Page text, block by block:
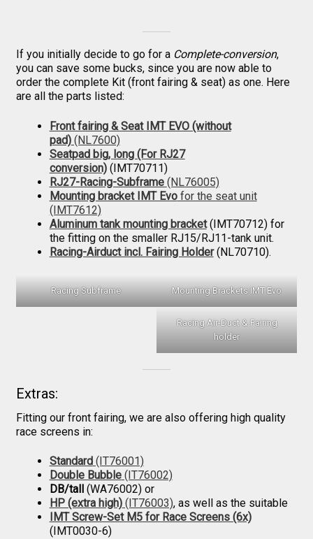
If you initially decide to go for a Complete-conversion,
you can save some bucks, since you are now able to
order the complete Kit (front fairing & seat) as one. Here
are all the parts listed:
Front fairing & Seat IMT EVO (without
pad)(NL7600)
Seatpad big, long (For RJ27
conversion)(IMT70711)
RJ27-Racing-Subframe (NL76005)
Mounting bracket IMT Evofor the seat unit
(IMT7612)
Aluminum tank mounting bracket (IMT70712) for
the fitting on the smaller RJ15/RJ11-tank unit.
Racing-Airduct incl. Fairing Holder(NL70710).
Racing Subframe Mounting Brackets IMT Evo
Racing Air-Duct & Fairing
holder
Extras:
Fitting our front fairing, we are also offering high quality
race screens in:
Standard(IT76001)
Double Bubble(IT76002)
DB/tall
(WA76002) or
HP (extra high)(IT76003), as well as the suitable
IMT Screw-Set M5 for Race Screens (6x)
(IMT0030-6)